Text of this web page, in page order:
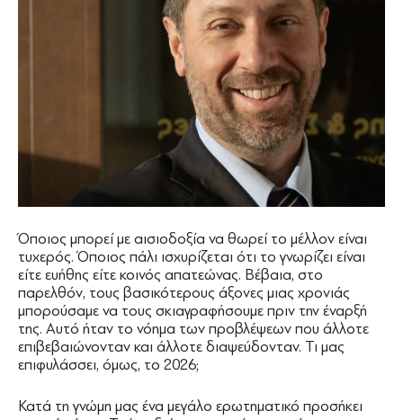
Όποιος μπορεί με αισιοδοξία να θωρεί το μέλλον είναι
τυχερός. Όποιος πάλι ισχυρίζεται ότι το γνωρίζει είναι
είτε ευήθης είτε κοινός απατεώνας. Βέβαια, στο
παρελθόν, τους βασικότερους άξονες μιας χρονιάς
μπορούσαμε να τους σκιαγραφήσουμε πριν την έναρξή
της. Αυτό ήταν το νόημα των προβλέψεων που άλλοτε
επιβεβαιώνονταν και άλλοτε διαψεύδονταν. Τι μας
επιφυλάσσει, όμως, το 2026;
Κατά τη γνώμη μας ένα μεγάλο ερωτηματικό προσήκει